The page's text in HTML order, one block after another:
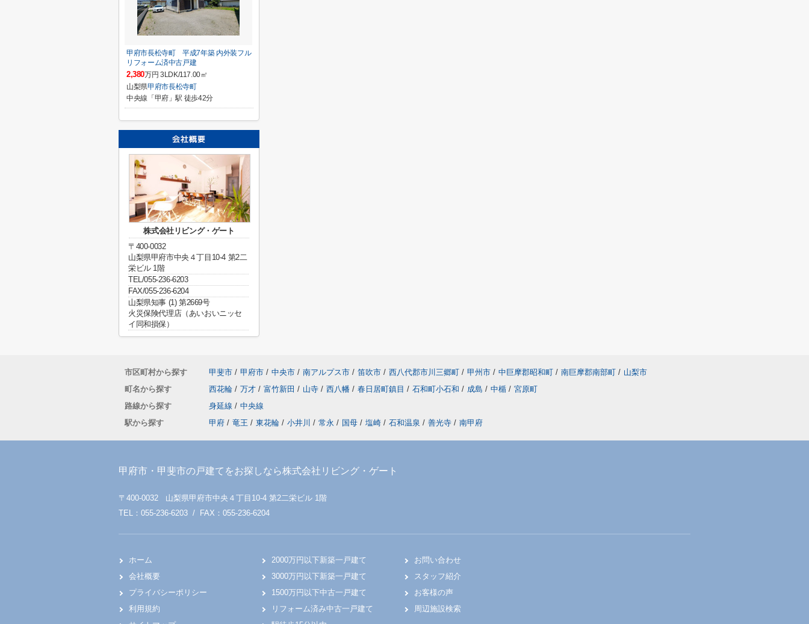
甲府市長松寺町 平成7年築 内外装フル
リフォーム済中古戸建
2,380万円 3LDK/117.00㎡
山梨県甲府市長松寺町
中央線「甲府」駅 徒歩42分
株式会社リビング・ゲート
〒400-0032
山梨県甲府市中央４丁目10-4 第2二
栄ビル 1階
TEL/055-236-6203
FAX/055-236-6204
山梨県知事 (1) 第2669号
火災保険代理店（あいおいニッセ
イ同和損保）
市区町村から探す 甲斐市 / 甲府市 / 中央市 / 南アルプス市 / 笛吹市 / 西八代郡市川三郷町 / 甲州市 / 中巨摩郡昭和町 / 南巨摩郡南部町 / 山梨市
町名から探す
西花輪 / 万才 / 富竹新田 / 山寺 / 西八幡 / 春日居町鎮目 / 石和町小石和 / 成島 / 中楯 / 宮原町
路線から探す
身延線 / 中央線
駅から探す
甲府 / 竜王 / 東花輪 / 小井川 / 常永 / 国母 / 塩崎 / 石和温泉 / 善光寺 / 南甲府
甲府市・甲斐市の戸建てをお探しなら株式会社リビング・ゲート
〒400-0032 山梨県甲府市中央４丁目10-4 第2二栄ビル 1階
TEL：055-236-6203 / FAX：055-236-6204
ホーム
会社概要
プライバシーポリシー
利用規約
2000万円以下新築一戸建て
3000万円以下新築一戸建て
1500万円以下中古一戸建て
リフォーム済み中古一戸建て
お問い合わせ
スタッフ紹介
お客様の声
周辺施設検索